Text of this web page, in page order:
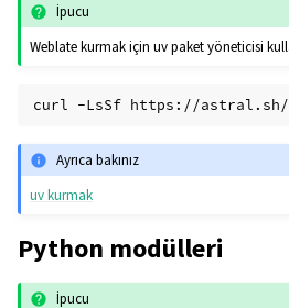
İpucu
Weblate kurmak için uv paket yöneticisi
curl -LsSf https://
Ayrıca bakınız
uv kurmak
Python modülleri
İpucu